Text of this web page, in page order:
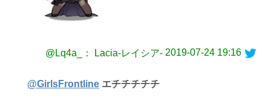
@Lq4a_： Lacia-レイシア- 2019-07-24 19:16
@GirlsFrontline エチチチチチ